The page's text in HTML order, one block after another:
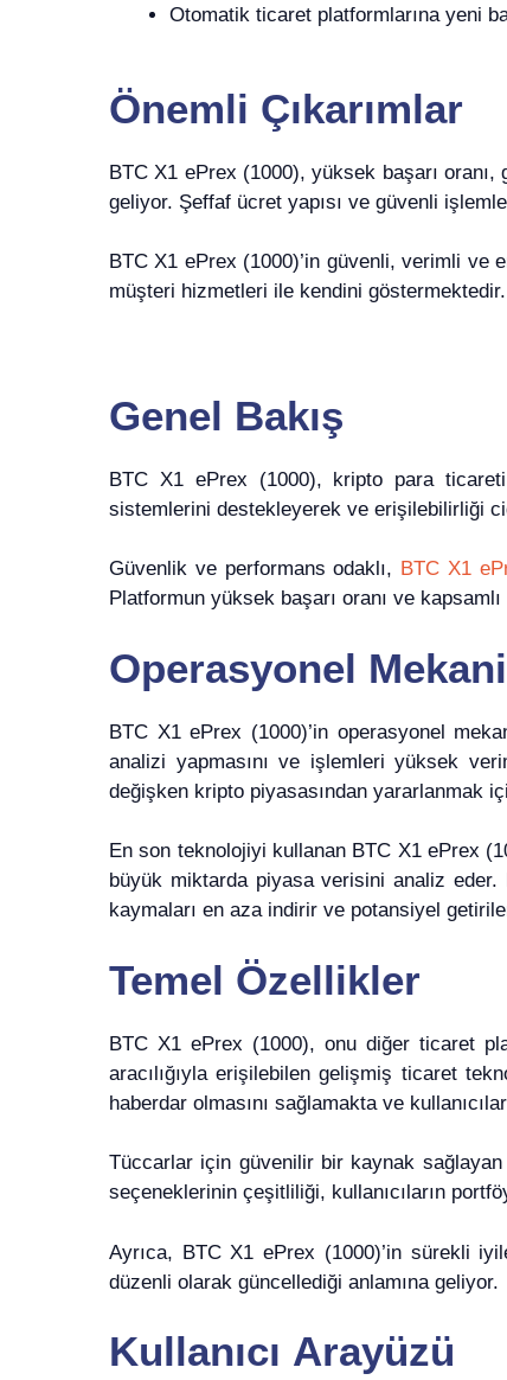
Otomatik ticaret platformlarına yeni
Önemli Çıkarımlar
BTC X1 ePrex (1000), yüksek başarı
geliyor. Şeffaf ücret yapısı ve güvenli
BTC X1 ePrex (1000)’in güvenli, verimli ve
müşteri hizmetleri ile kendini göstermektedir.
Genel Bakış
BTC X1 ePrex (1000), kripto para ticareti
sistemlerini destekleyerek ve erişilebilirliği
Güvenlik ve performans odaklı, BTC X1
Platformun yüksek başarı oranı ve
Operasyonel
BTC X1 ePrex (1000)’in operasyonel
analizi yapmasını ve işlemleri yüksek
değişken kripto piyasasından yararlanmak
En son teknolojiyi kullanan BTC X1 ePrex
büyük miktarda piyasa verisini analiz
kaymaları en aza indirir ve potansiyel
Temel Özellikler
BTC X1 ePrex (1000), onu diğer ticaret
aracılığıyla erişilebilen gelişmiş ticaret
haberdar olmasını sağlamakta ve
Tüccarlar için güvenilir bir kaynak
seçeneklerinin çeşitliliği, kullanıcıların
Ayrıca, BTC X1 ePrex (1000)’in sürekli
düzenli olarak güncellediği anlamına geliyor.
Kullanıcı Arayüzü